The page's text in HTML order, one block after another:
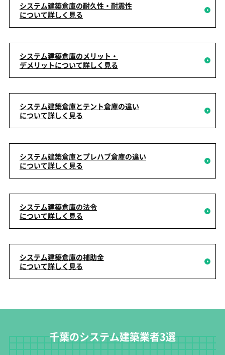
システム建築倉庫の耐久性・耐震性
について詳しく見る
システム建築倉庫のメリット・
デメリットについて詳しく見る
システム建築倉庫とテント倉庫の違い
について詳しく見る
システム建築倉庫とプレハブ倉庫の違い
について詳しく見る
システム建築倉庫の法令
について詳しく見る
システム建築倉庫の補助金
について詳しく見る
千葉のシステム建築業者3選